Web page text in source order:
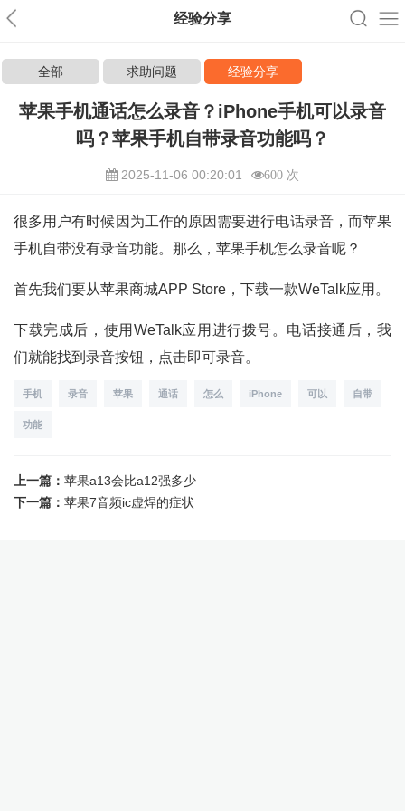
经验分享
全部 求助问题 经验分享
苹果手机通话怎么录音？iPhone手机可以录音
吗？苹果手机自带录音功能吗？
2025-11-06 00:20:01 600 次
很多用户有时候因为工作的原因需要进行电话录音，而苹果
手机自带没有录音功能。那么，苹果手机怎么录音呢？
首先我们要从苹果商城APP Store，下载一款WeTalk应用。
下载完成后，使用WeTalk应用进行拨号。电话接通后，我
们就能找到录音按钮，点击即可录音。
手机 录音 苹果 通话 怎么 iPhone 可以 自带
功能
上一篇： 苹果a13会比a12强多少
下一篇： 苹果7音频ic虚焊的症状